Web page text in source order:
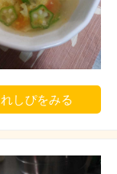
れしぴをみる